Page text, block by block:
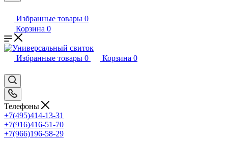
Избранные товары 0
Корзина 0
Избранные товары 0 Корзина 0
Телефоны
+7(495)414-13-31
+7(916)416-51-70
+7(966)196-58-29